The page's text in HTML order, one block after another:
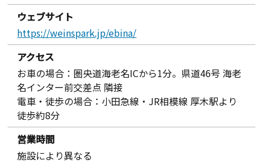
ウェブサイト
https://weinspark.jp/ebina/
アクセス
お車の場合：圏央道海老名ICから1分。県道46号 海老
名インター前交差点 隣接
電車・徒歩の場合：小田急線・JR相模線 厚木駅より
徒歩約8分
営業時間
施設により異なる